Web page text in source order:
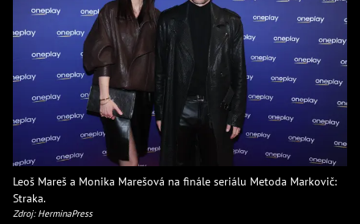
Leoš Mareš a Monika Marešová na finále seriálu Metoda Markovič:
Straka.
Zdroj: HerminaPress